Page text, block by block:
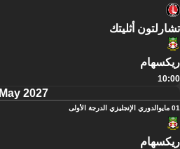
تشارلتون أثليتك
ريكسهام
10:00
May 2027
01 مايو الدوري الإنجليزي الدرجة الأولى
ريكسهام